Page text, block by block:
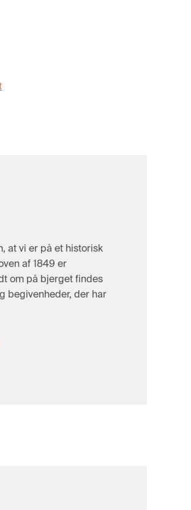
at vi er på et historisk
af 1849 er
om på bjerget findes
begivenheder, der har